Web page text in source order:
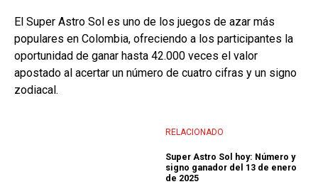
El Super Astro Sol es uno de los juegos de azar más
populares en Colombia, ofreciendo a los participantes la
oportunidad de ganar hasta 42.000 veces el valor
apostado al acertar un número de cuatro cifras y un signo
zodiacal.
RELACIONADO
Super Astro Sol hoy: Número y
signo ganador del 13 de enero
de 2025